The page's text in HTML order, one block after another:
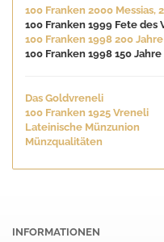
100 Franken 2000 Messias,
100 Franken 1999 Fete des
100 Franken 1998 200
100 Franken 1998 150
Das Goldvreneli
100 Franken 1925 Vreneli
Lateinische Münzunion
Münzqualitäten
INFORMATIONEN